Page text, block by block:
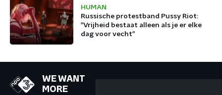
HUMAN
Russische protestband Pussy Riot:
"Vrijheid bestaat alleen als je er elke
dag voor vecht"
WE WANT
MORE